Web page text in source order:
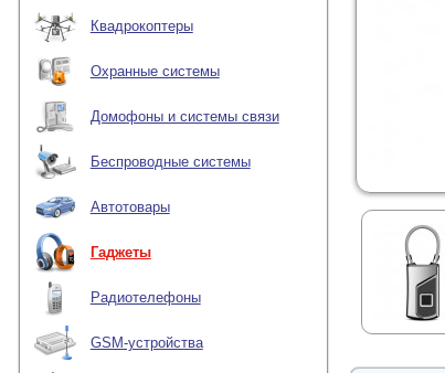
Квадрокоптеры
Охранные системы
Домофоны и системы связи
Беспроводные системы
Автотовары
Гаджеты
Радиотелефоны
GSM-устройства